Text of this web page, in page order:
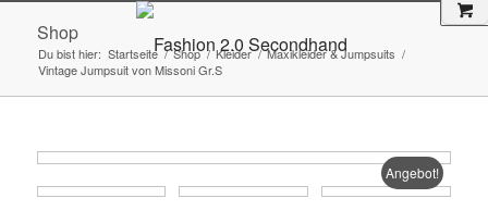
Shop
Du bist hier: Startseite / Shop / Kleider / Maxikleider & Jumpsuits /
Vintage Jumpsuit von Missoni Gr.S
Angebot!